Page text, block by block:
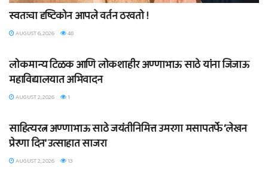
स्वतःचा दृष्टिकोन आपले वर्तन ठरवतो !
AUGUST 6, 2026 48
लोकमान्य टिळक आणि लोकशाहीर अण्णाभाऊ साठे यांना जिजाऊ
महाविद्यालयात अभिवादन
AUGUST 2, 2026 1
साहित्यरत्न अण्णाभाऊ साठे जयंतीनिमित्त उमरगा मसापतर्फे ‘लेखन
प्रेरणा दिन’ उत्साहात साजरा
AUGUST 2, 2026 13